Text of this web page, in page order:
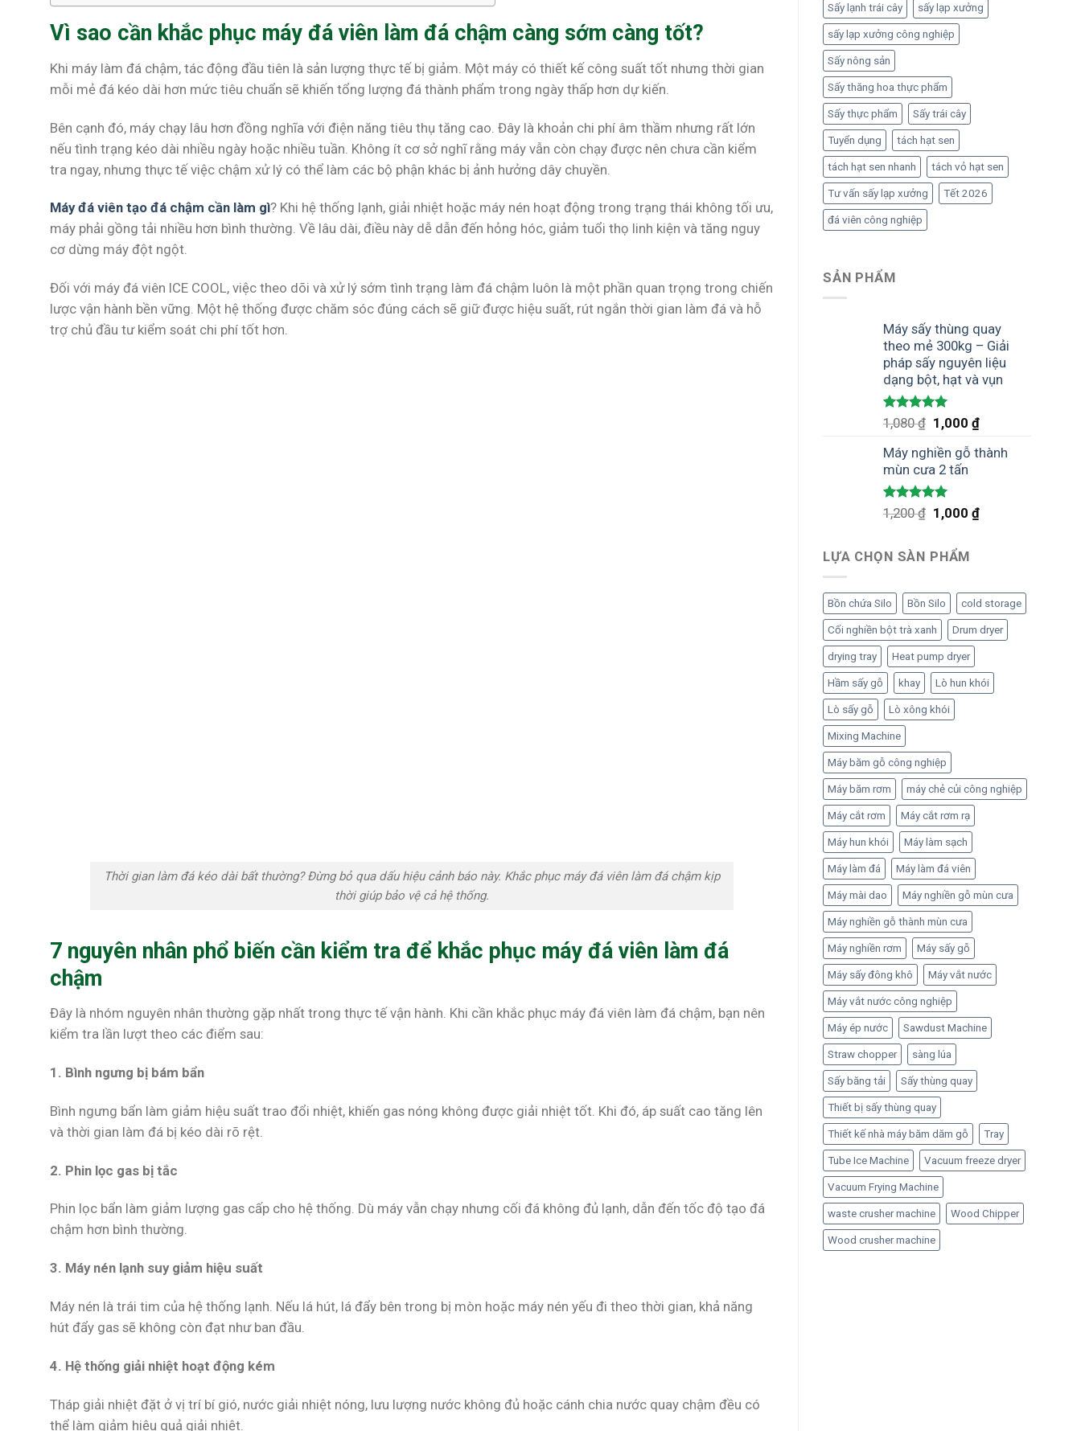
Vì sao cần khắc phục máy đá viên làm đá chậm càng sớm càng tốt?
Khi máy làm đá chậm, tác động đầu tiên là sản lượng thực tế bị giảm. Một máy có thiết kế công suất tốt nhưng thời gian
mỗi mẻ đá kéo dài hơn mức tiêu chuẩn sẽ khiến tổng lượng đá thành phẩm trong ngày thấp hơn dự kiến.
Bên cạnh đó, máy chạy lâu hơn đồng nghĩa với điện năng tiêu thụ tăng cao. Đây là khoản chi phí âm thầm nhưng rất lớn
nếu tình trạng kéo dài nhiều ngày hoặc nhiều tuần. Không ít cơ sở nghĩ rằng máy vẫn còn chạy được nên chưa cần kiểm
tra ngay, nhưng thực tế việc chậm xử lý có thể làm các bộ phận khác bị ảnh hưởng dây chuyền.
Máy đá viên tạo đá chậm cần làm gì? Khi hệ thống lạnh, giải nhiệt hoặc máy nén hoạt động trong trạng thái không tối ưu,
máy phải gồng tải nhiều hơn bình thường. Về lâu dài, điều này dễ dẫn đến hỏng hóc, giảm tuổi thọ linh kiện và tăng nguy
cơ dừng máy đột ngột.
Đối với máy đá viên ICE COOL, việc theo dõi và xử lý sớm tình trạng làm đá chậm luôn là một phần quan trọng trong chiến
lược vận hành bền vững. Một hệ thống được chăm sóc đúng cách sẽ giữ được hiệu suất, rút ngắn thời gian làm đá và hỗ
trợ chủ đầu tư kiểm soát chi phí tốt hơn.
Thời gian làm đá kéo dài bất thường? Đừng bỏ qua dấu hiệu cảnh báo này. Khắc phục máy đá viên làm đá chậm kịp
thời giúp bảo vệ cả hệ thống.
7 nguyên nhân phổ biến cần kiểm tra để khắc phục máy đá viên làm đá
chậm
Đây là nhóm nguyên nhân thường gặp nhất trong thực tế vận hành. Khi cần khắc phục máy đá viên làm đá chậm, bạn nên
kiểm tra lần lượt theo các điểm sau:
1. Bình ngưng bị bám bẩn
Bình ngưng bẩn làm giảm hiệu suất trao đổi nhiệt, khiến gas nóng không được giải nhiệt tốt. Khi đó, áp suất cao tăng lên
và thời gian làm đá bị kéo dài rõ rệt.
2. Phin lọc gas bị tắc
Phin lọc bẩn làm giảm lượng gas cấp cho hệ thống. Dù máy vẫn chạy nhưng cối đá không đủ lạnh, dẫn đến tốc độ tạo đá
chậm hơn bình thường.
3. Máy nén lạnh suy giảm hiệu suất
Máy nén là trái tim của hệ thống lạnh. Nếu lá hút, lá đẩy bên trong bị mòn hoặc máy nén yếu đi theo thời gian, khả năng
hút đẩy gas sẽ không còn đạt như ban đầu.
4. Hệ thống giải nhiệt hoạt động kém
Tháp giải nhiệt đặt ở vị trí bí gió, nước giải nhiệt nóng, lưu lượng nước không đủ hoặc cánh chia nước quay chậm đều có
thể làm giảm hiệu quả giải nhiệt.
Sấy lạnh trái cây sấy lạp xưởng
sấy lạp xưởng công nghiệp
Sấy nông sản
Sấy thăng hoa thực phẩm
Sấy thực phẩm Sấy trái cây
Tuyển dụng tách hạt sen
tách hạt sen nhanh tách vỏ hạt sen
Tư vấn sấy lạp xưởng Tết 2026
đá viên công nghiệp
SẢN PHẨM
Máy sấy thùng quay
theo mẻ 300kg – Giải
pháp sấy nguyên liệu
dạng bột, hạt và vụn
Được xếp
hạng
5.00
5 sao
1,080₫ Giá
là:
1,080 ₫.
1,000₫Giá
tại
Máy nghiền gỗ thành
mùn cưa 2 tấn
Được xếp
hạng
5.00
1,200₫ Giá
1,200 ₫.
1,000₫Giá
LỰA CHỌN SÀN PHẨM
Bồn chứa Silo Bồn Silo cold storage
Cối nghiền bột trà xanh Drum dryer
drying tray Heat pump dryer
Hầm sấy gỗ khay Lò hun khói
Lò sấy gỗ Lò xông khói
Mixing Machine
Máy băm gỗ công nghiệp
Máy băm rơm máy chẻ củi công nghiệp
Máy cắt rơm Máy cắt rơm rạ
Máy hun khói Máy làm sạch
Máy làm đá Máy làm đá viên
Máy mài dao Máy nghiền gỗ mùn cưa
Máy nghiền gỗ thành mùn cưa
Máy nghiền rơm Máy sấy gỗ
Máy sấy đông khô Máy vắt nước
Máy vắt nước công nghiệp
Máy ép nước Sawdust Machine
Straw chopper sàng lúa
Sấy băng tải Sấy thùng quay
Thiết bị sấy thùng quay
Thiết kế nhà máy băm dăm gỗ Tray
Tube Ice Machine Vacuum freeze dryer
Vacuum Frying Machine
waste crusher machine Wood Chipper
Wood crusher machine